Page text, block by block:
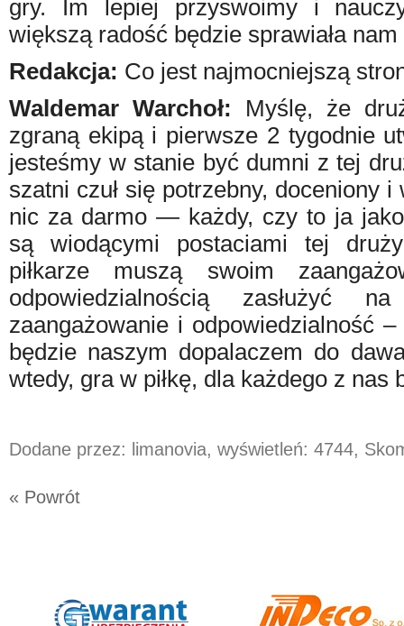
gry. Im lepiej przyswoimy i
większą radość będzie sprawiała
Redakcja: Co jest najmocniejszą
Waldemar Warchoł: Myślę, że
zgraną ekipą i pierwsze 2 tygodnie
jesteśmy w stanie być dumni z tej
szatni czuł się potrzebny, doceniony
nic za darmo — każdy, czy to ja
są wiodącymi postaciami tej
piłkarze muszą swoim
odpowiedzialnością zasłużyć
zaangażowanie i odpowiedzialność
będzie naszym dopalaczem do
wtedy, gra w piłkę, dla każdego z nas
Dodane przez: limanovia, wyświetleń: 4744,
« Powrót